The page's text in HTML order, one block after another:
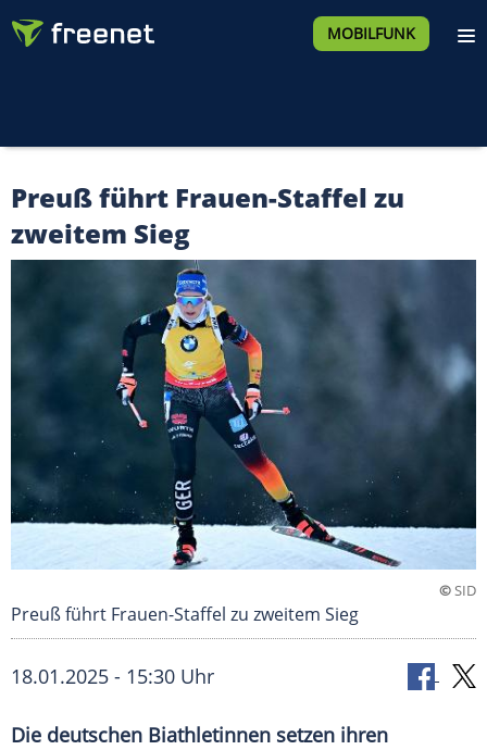
MOBILFUNK
Preuß führt Frauen-Staffel zu
zweitem Sieg
©SID
Preuß führt Frauen-Staffel zu zweitem Sieg
18.01.2025 - 15:30 Uhr
Die deutschen Biathletinnen setzen ihren